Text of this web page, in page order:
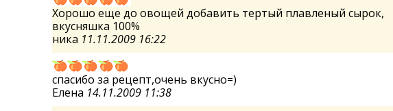
Хорошо еще до овощей добавить тертый плавленый сырок,
вкусняшка 100%
ника 11.11.2009 16:22
спасибо за рецепт,очень вкусно=)
Елена 14.11.2009 11:38